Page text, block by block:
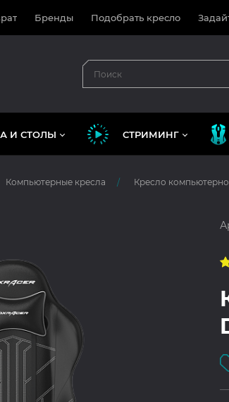
Бренды Подобрать кресло
И СТОЛЫ СТРИМИНГ
Компьютерные кресла Кресло